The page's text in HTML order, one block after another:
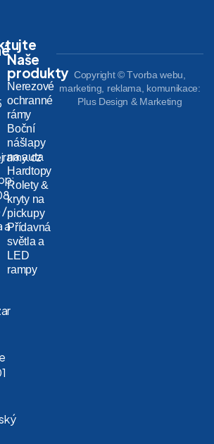
/
a
Naše
produkty
Nerezové
ochranné
rámy
Boční
nášlapy
na auta
Hardtopy
Rolety &
kryty na
pickupy
Přídavná
světla a
LED
rampy
Copyright © Tvorba webu,
marketing, reklama, komunikace:
Plus Design & Marketing